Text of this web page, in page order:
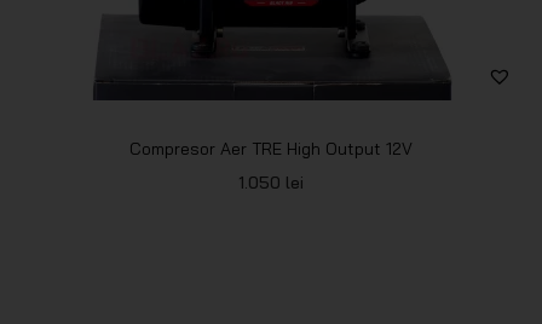
Compresor Aer TRE High Output 12V
1.050 lei